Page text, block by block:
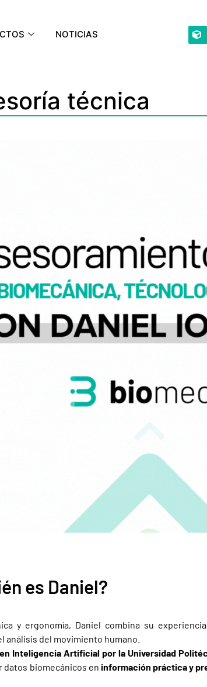
NOTICIAS
técnica
es Daniel?
y ergonomía, Daniel combina su
análisis del movimiento humano.
Inteligencia Artificial por la Universidad
datos biomecánicos en información práctica y